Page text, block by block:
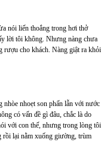
nói liến thoắng trong hơi thở
lời tôi không. Nhưng nàng chưa
rượu cho khách. Nàng giật ra khỏi
nhoẹt son phấn lẫn với nước
có vấn đề gì đâu, chắc là do
với con thế, nhưng trong lòng tôi
rồi lại nằm xuống giường, trùm